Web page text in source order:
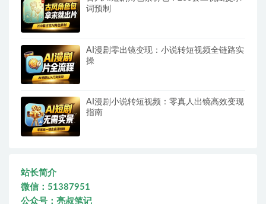
词预制
AI漫剧零出镜变现：小说转短视频全链路实
操
AI漫剧小说转短视频：零真人出镜高效变现
指南
站长简介
微信：51387951
公众号：亮叔笔记